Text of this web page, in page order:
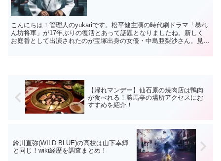
こんにちは！管理人のyukariです。松平健主演の時代劇ドラマ「暴れ
ん坊将軍」が17年ぶりの復活とあって話題となりましたね。新しく
お庭番として出演されたのが宝塚出身の女優・中島亜梨沙さん。見事
【帰れマンデー】仙石原の焼肉店は鴨肉
が食べれる！勝馬亭の場所アクセスにお
すすめを紹介！
鈴川直弥(WILD BLUE)の高校は山下幸輝
と同じ！wiki経歴を調査まとめ！